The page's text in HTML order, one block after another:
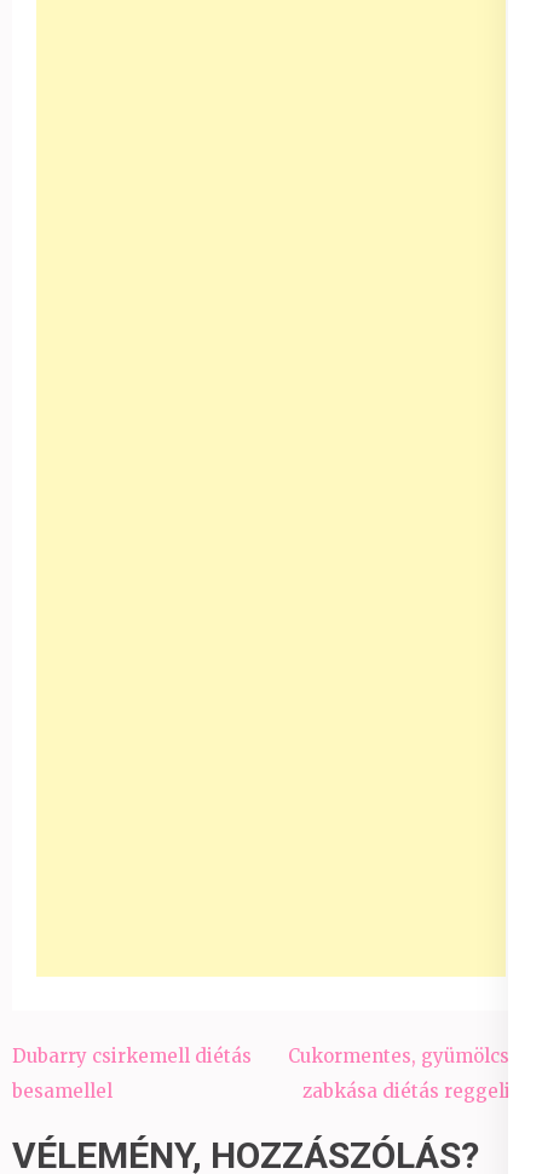
Bejegyzés
navigáció
Dubarry csirkemell diétás
besamellel
Cukormentes, gyümölcsös
zabkása diétás reggelire
VÉLEMÉNY, HOZZÁSZÓLÁS?